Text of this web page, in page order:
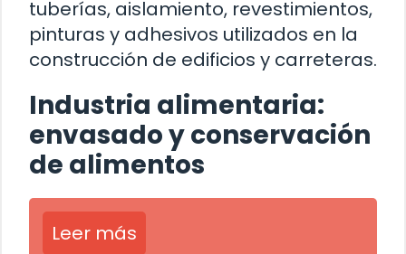
tuberías, aislamiento, revestimientos,
pinturas y adhesivos utilizados en la
construcción de edificios y carreteras.
Industria alimentaria:
envasado y conservación
de alimentos
Leer más